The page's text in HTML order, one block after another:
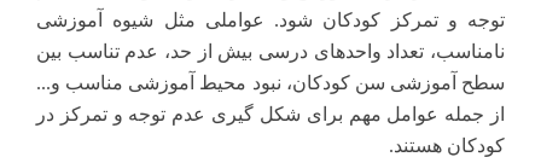
توجه و تمرکز کودکان شود. عواملی مثل شیوه آموزشی
نامناسب، تعداد واحدهای درسی بیش از حد، عدم تناسب بین
سطح آموزشی سن کودکان، نبود محیط آموزشی مناسب و...
از جمله عوامل مهم برای شکل گیری عدم توجه و تمرکز در
کودکان هستند.